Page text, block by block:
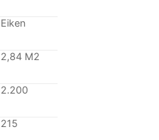
Eiken
2,84 M2
2.200
215